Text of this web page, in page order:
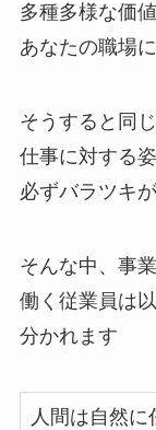
多種多様な価
あなたの職場
そうすると同
仕事に対する
必ずバラツキ
そんな中、事
働く従業員は
分かれます
人間は自然に